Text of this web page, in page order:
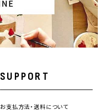
SUPPORT
お支払方法・送料について